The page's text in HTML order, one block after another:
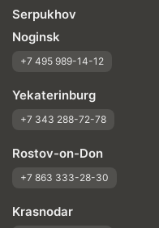
Serpukhov
Noginsk
+7 495 989-14-12
Yekaterinburg
+7 343 288-72-78
Rostov-on-Don
+7 863 333-28-30
Krasnodar